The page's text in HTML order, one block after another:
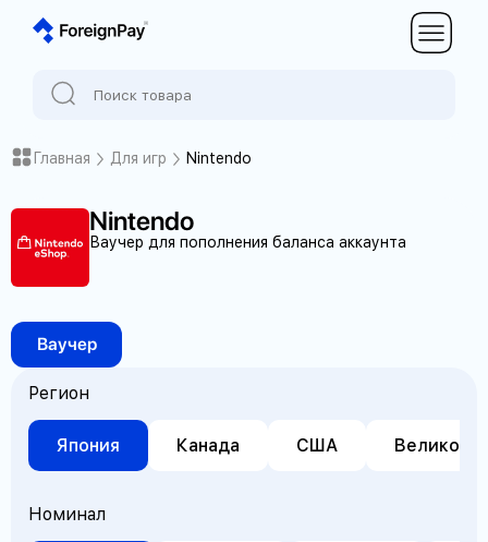
Главная Для игр Nintendo
Nintendo
Ваучер для пополнения баланса аккаунта
Ваучер
Регион
Япония Канада США
Номинал